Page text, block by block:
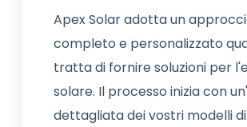
Apex Solar adotta un
completo e personalizzato
tratta di fornire soluzioni per
solare. Il processo inizia con
dettagliata dei vostri modelli di